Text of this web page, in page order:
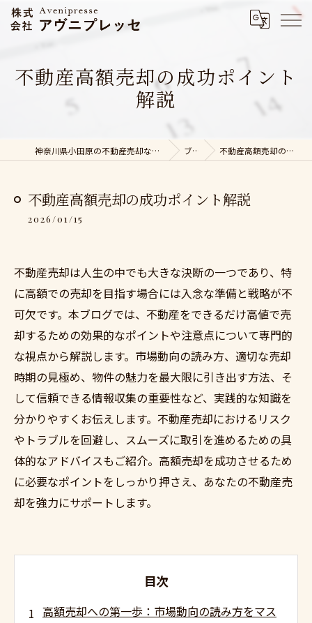
不動産高額売却の成功ポイント
解説
神奈川県小田原の不動産売却なら株式会社アヴニプレッセ ブログ 不動産高額売却の成功ポイント解説
不動産高額売却の成功ポイント解説
2026/01/15
不動産売却は人生の中でも大きな決断の一つであり、特
に高額での売却を目指す場合には入念な準備と戦略が不
可欠です。本ブログでは、不動産をできるだけ高値で売
却するための効果的なポイントや注意点について専門的
な視点から解説します。市場動向の読み方、適切な売却
時期の見極め、物件の魅力を最大限に引き出す方法、そ
して信頼できる情報収集の重要性など、実践的な知識を
分かりやすくお伝えします。不動産売却におけるリスク
やトラブルを回避し、スムーズに取引を進めるための具
体的なアドバイスもご紹介。高額売却を成功させるため
に必要なポイントをしっかり押さえ、あなたの不動産売
却を強力にサポートします。
目次
高額売却への第一歩：市場動向の読み方をマス